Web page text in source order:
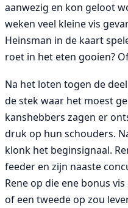
aanwezig en kon geloot
weken veel kleine vis
Heinsman in de kaart
roet in het eten gooien?
Na het loten togen de
de stek waar het moest
kanshebbers zagen er
druk op hun schouders.
klonk het beginsignaal.
feeder en zijn naaste
Rene op die ene bonus
of een tweede op zou